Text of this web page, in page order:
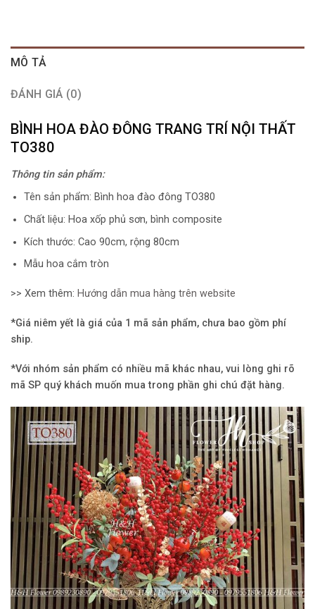
MÔ TẢ
ĐÁNH GIÁ (0)
BÌNH HOA ĐÀO ĐÔNG TRANG TRÍ NỘI THẤT
TO380
Thông tin sản phẩm:
Tên sản phẩm: Bình hoa đào đông TO380
Chất liệu: Hoa xốp phủ sơn, bình composite
Kích thước: Cao 90cm, rộng 80cm
Mẫu hoa cắm tròn
>> Xem thêm: Hướng dẫn mua hàng trên website
*Giá niêm yết là giá của 1 mã sản phẩm, chưa bao gồm phí
ship.
*Với nhóm sản phẩm có nhiều mã khác nhau, vui lòng ghi rõ
mã SP quý khách muốn mua trong phần ghi chú đặt hàng.